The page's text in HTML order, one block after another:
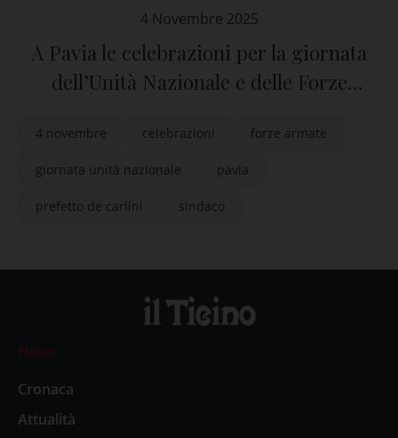
4 Novembre 2025
A Pavia le celebrazioni per la giornata
dell’Unità Nazionale e delle Forze
4 novembre celebrazioni forze armate
giornata unità nazionale pavia
prefetto de carlini sindaco
News
Cronaca
Attualità